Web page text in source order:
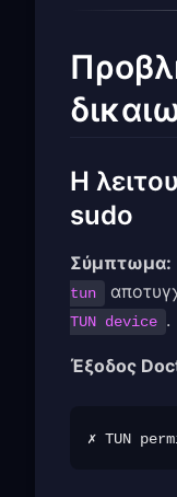
Η
sudo
Σύμπτωμα:
tun
TUN device .
Έξοδος